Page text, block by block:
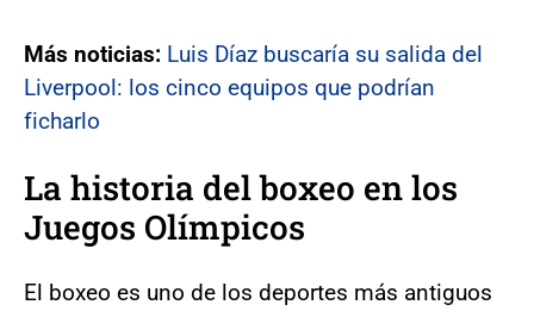
Más noticias: Luis Díaz buscaría su salida del
Liverpool: los cinco equipos que podrían
ficharlo
La historia del boxeo en los
Juegos Olímpicos
El boxeo es uno de los deportes más antiguos